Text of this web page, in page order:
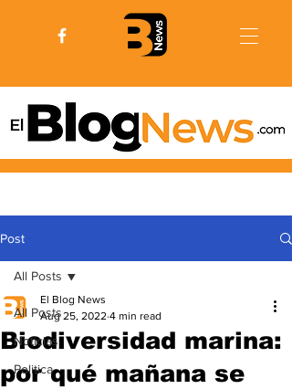
Post
All Posts
Noticias
Politica
All Posts
Biodiversidad marina:
por qué mañana se
El Blog News
Aug 25, 2022 4 min read